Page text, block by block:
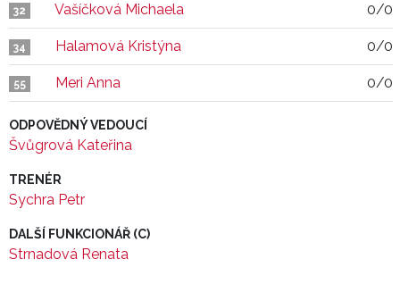
32 Vašíčková Michaela 0/0
34 Halamová Kristýna 0/0
55 Meri Anna 0/0
ODPOVĚDNÝ VEDOUCÍ
Švůgrová Kateřina
TRENÉR
Sychra Petr
DALŠÍ FUNKCIONÁŘ (C)
Strnadová Renata